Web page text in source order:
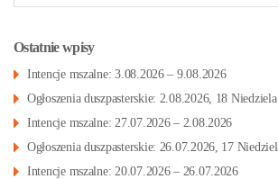
Ostatnie wpisy
Intencje mszalne: 3.08.2026 – 9.08.2026
Ogłoszenia duszpasterskie: 2.08.2026, 18
Intencje mszalne: 27.07.2026 – 2.08.2026
Ogłoszenia duszpasterskie: 26.07.2026, 17
Intencje mszalne: 20.07.2026 – 26.07.2026